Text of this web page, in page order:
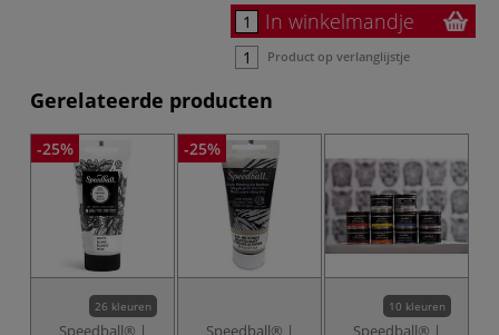
In winkelmandje
Product op verlanglijstje
Gerelateerde producten
-25%
26 kleuren
Speedball® |
-25%
Speedball® |
10 kleuren
Speedball® |